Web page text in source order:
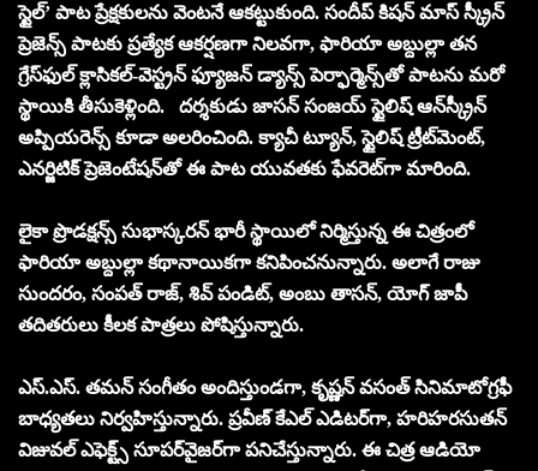
స్టైల్’ పాట ప్రేక్షకులను వెంటనే ఆకట్టుకుంది. సందీప్ కిషన్ మాస్ స్క్రీన్
ప్రెజెన్స్ పాటకు ప్రత్యేక ఆకర్షణగా నిలవగా, ఫారియా అబ్దుల్లా తన
గ్రేస్‌ఫుల్ క్లాసికల్-వెస్ట్రన్ ఫ్యూజన్ డ్యాన్స్ పెర్ఫార్మెన్స్‌తో పాటను మరో
స్థాయికి తీసుకెళ్లింది. దర్శకుడు జాసన్ సంజయ్ స్టైలిష్ ఆన్‌స్క్రీన్
అప్పియరెన్స్ కూడా అలరించింది. క్యాచీ ట్యూన్, స్టైలిష్ ట్రీట్‌మెంట్,
ఎనర్జిటిక్ ప్రెజెంటేషన్‌తో ఈ పాట యువతకు ఫేవరెట్‌గా మారింది.
లైకా ప్రొడక్షన్స్ సుభాస్కరన్ భారీ స్థాయిలో నిర్మిస్తున్న ఈ చిత్రంలో
ఫారియా అబ్దుల్లా కథానాయికగా కనిపించనున్నారు. అలాగే రాజు
సుందరం, సంపత్ రాజ్, శివ్ పండిట్, అంబు తాసన్, యోగ్ జాపీ
తదితరులు కీలక పాత్రలు పోషిస్తున్నారు.
ఎస్.ఎస్. తమన్ సంగీతం అందిస్తుండగా, కృష్ణన్ వసంత్ సినిమాటోగ్రఫీ
బాధ్యతలు నిర్వహిస్తున్నారు. ప్రవీణ్ కేఎల్ ఎడిటర్‌గా, హరిహరసుతన్
విజువల్ ఎఫెక్ట్స్ సూపర్‌వైజర్‌గా పనిచేస్తున్నారు. ఈ చిత్ర ఆడియో